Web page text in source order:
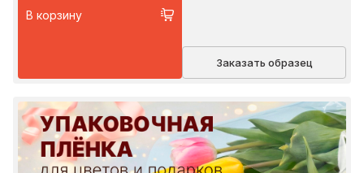
В корзину
Заказать образец